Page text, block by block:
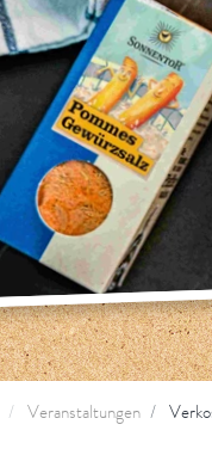
Veranstaltungen